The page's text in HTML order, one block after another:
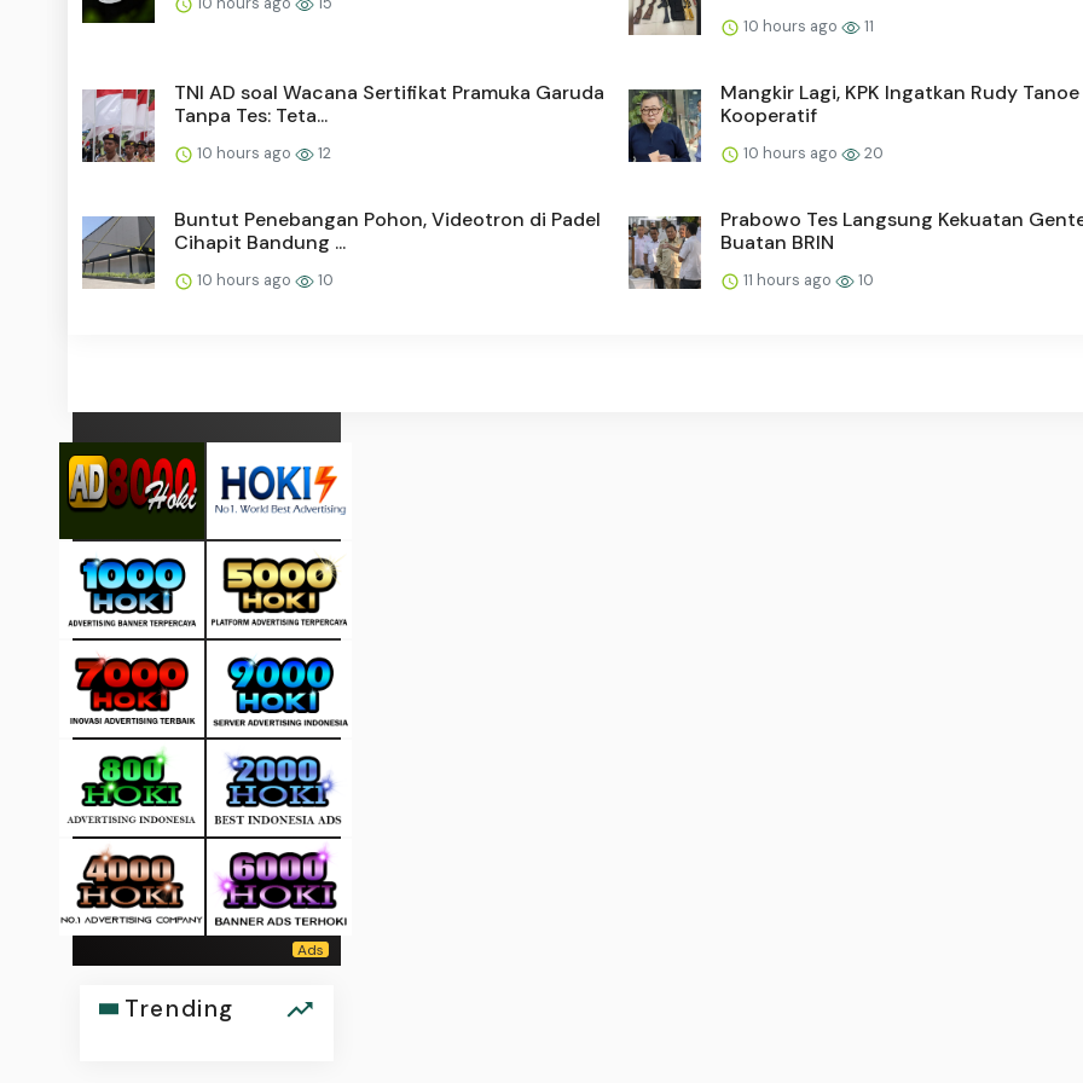
10 hours ago 11
TNI AD soal Wacana Sertifikat Pramuka Garuda
Tanpa Tes: Teta...
10 hours ago 12
Mangkir Lagi, KPK Ingatkan Rudy Tanoe
Kooperatif
10 hours ago 20
Buntut Penebangan Pohon, Videotron di Padel
Cihapit Bandung ...
10 hours ago 10
Prabowo Tes Langsung Kekuatan
Buatan BRIN
11 hours ago 10
Trending